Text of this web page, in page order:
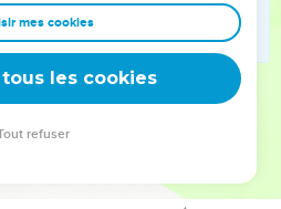
se leva, et annonça par
famine par toute la terre ; ce
César.
d'envoyer, chacun selon son
mes cookies
les cookies
refuser